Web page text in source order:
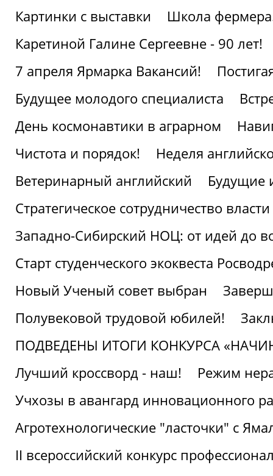
Картинки с выставки
Школа
Каретиной Галине Сергеевне - 90 лет!
7 апреля Ярмарка Вакансий!
Будущее молодого специалиста
День космонавтики в аграрном
Чистота и порядок!
Неделя
Ветеринарный английский
Будущие
Стратегическое сотрудничество
Западно-Сибирский НОЦ: от идей до
Старт студенческого экоквеста
Новый Ученый совет выбран
Полувековой трудовой юбилей!
ПОДВЕДЕНЫ ИТОГИ КОНКУРСА
Лучший кроссворд - наш!
Режим
Учхозы в авангард инновационного
Агротехнологические "ласточки" с
II всероссийский конкурс